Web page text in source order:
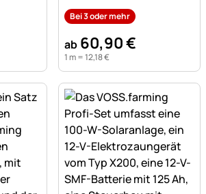
Bei 3 oder mehr
ab 60,90€
1 m =12,18€